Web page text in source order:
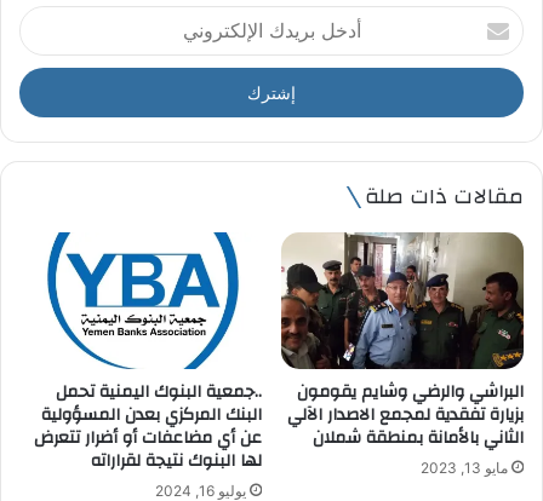
أ
د
خ
ل
ر
د
ا
ل
ك
ر
و
ي
مقالات ذات صلة
البراشي والرضي وشايم يقومون
بزيارة تفقدية لمجمع الاصدار الآلي
الثاني بالأمانة بمنطقة شملان
مايو 13, 2023
..جمعية البنوك اليمنية تحمل
البنك المركزي بعدن المسؤولية
عن أي مضاعفات أو أضرار تتعرض
لها البنوك نتيجة لقراراته
يوليو 16, 2024